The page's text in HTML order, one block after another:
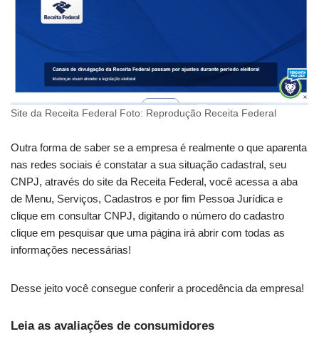
Site da Receita Federal Foto: Reprodução Receita Federal
Outra forma de saber se a empresa é realmente o que aparenta
nas redes sociais é constatar a sua situação cadastral, seu
CNPJ, através do site da Receita Federal, você acessa a aba
de Menu, Serviços, Cadastros e por fim Pessoa Jurídica e
clique em consultar CNPJ, digitando o número do cadastro
clique em pesquisar que uma página irá abrir com todas as
informações necessárias!
Desse jeito você consegue conferir a procedência da empresa!
Leia as avaliações de consumidores